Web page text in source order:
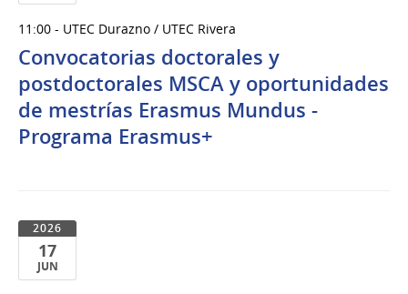
al
05
de
Ago
del
2026
11:00 - UTEC Durazno / UTEC Rivera
Convocatorias doctorales y
postdoctorales MSCA y oportunidades
de mestrías Erasmus Mundus -
Programa Erasmus+
2026
17
JUN